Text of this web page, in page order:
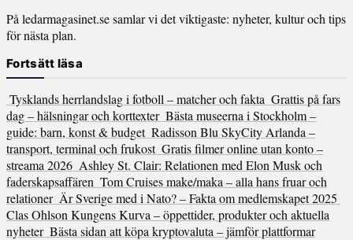
På ledarmagasinet.se samlar vi det viktigaste: nyheter, kultur och tips
för nästa plan.
Fortsätt läsa
Tysklands herrlandslag i fotboll – matcher och fakta Grattis på fars
dag – hälsningar och korttexter Bästa museerna i Stockholm –
guide: barn, konst & budget Radisson Blu SkyCity Arlanda –
transport, terminal och frukost Gratis filmer online utan konto –
streama 2026 Ashley St. Clair: Relationen med Elon Musk och
faderskapsaffären Tom Cruises make/maka – alla hans fruar och
relationer Är Sverige med i Nato? – Fakta om medlemskapet 2025
Clas Ohlson Kungens Kurva – öppettider, produkter och aktuella
nyheter Bästa sidan att köpa kryptovaluta – jämför plattformar